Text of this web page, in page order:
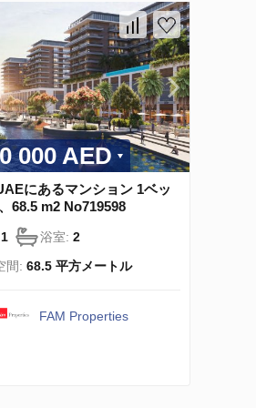
000 AED
にあるマンション 1ベッ
68.5 m2 No719598
1 浴室: 2
間: 68.5 平方メートル
FAM Properties